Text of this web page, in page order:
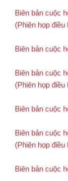
Biên bản cuộc
(Phiên họp điều
Biên bản cuộc
Biên bản cuộc
(Phiên họp điều
Biên bản cuộc
Biên bản cuộc
(Phiên họp điều
Biên bản cuộc